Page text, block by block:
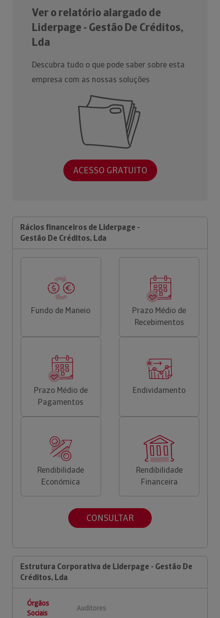
Ver o relatório alargado de
Liderpage - Gestão De Créditos,
Lda
Descubra tudo o que pode saber sobre esta
empresa com as nossas soluções
ACESSO GRATUITO
Rácios financeiros de Liderpage -
Gestão De Créditos, Lda
Fundo de Maneio
Prazo Médio de
Recebimentos
Prazo Médio de
Pagamentos
Endividamento
Rendibilidade
Económica
Rendibilidade
Financeira
CONSULTAR
Estrutura Corporativa de Liderpage - Gestão De
Créditos, Lda
Órgãos
Sociais
Auditores